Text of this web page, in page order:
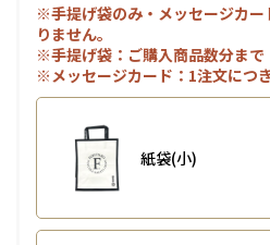
※手提げ袋のみ・メッセージカー
りません。
※手提げ袋：ご購入商品数分まで
※メッセージカード：1注文につ
紙袋(小)